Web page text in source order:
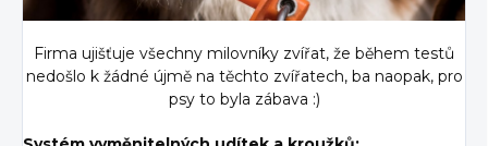
Firma ujišťuje všechny milovníky zvířat, že během testů
nedošlo k žádné újmě na těchto zvířatech, ba naopak, pro
psy to byla zábava :)